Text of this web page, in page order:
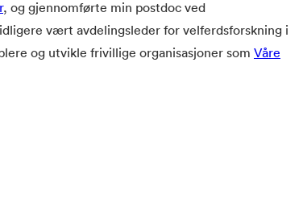
, og gjennomførte min postdoc ved
vært avdelingsleder for velferdsforskning i
og utvikle frivillige organisasjoner som Våre